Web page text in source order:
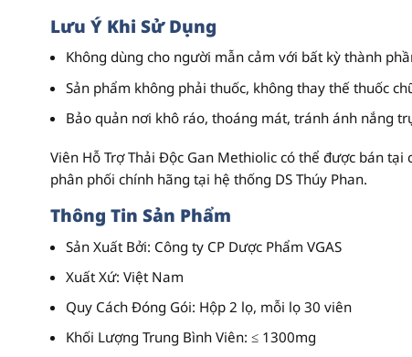
Lưu Ý Khi Sử Dụng
Không dùng cho người mẫn cảm với bất kỳ thành
Sản phẩm không phải thuốc, không thay thế thuốc
Bảo quản nơi khô ráo, thoáng mát, tránh ánh nắng
Viên Hỗ Trợ Thải Độc Gan Methiolic có thể được bán
phân phối chính hãng tại hệ thống DS Thúy Phan.
Thông Tin Sản Phẩm
Sản Xuất Bởi: Công ty CP Dược Phẩm VGAS
Xuất Xứ: Việt Nam
Quy Cách Đóng Gói: Hộp 2 lọ, mỗi lọ 30 viên
Khối Lượng Trung Bình Viên: ≤ 1300mg